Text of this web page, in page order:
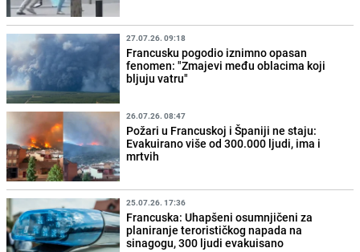
27.07.26. 09:18
Francusku pogodio iznimno opasan
fenomen: "Zmajevi među oblacima koji
bljuju vatru"
26.07.26. 08:47
Požari u Francuskoj i Španiji ne staju:
Evakuirano više od 300.000 ljudi, ima i
mrtvih
25.07.26. 17:36
Francuska: Uhapšeni osumnjičeni za
planiranje terorističkog napada na
sinagogu, 300 ljudi evakuisano